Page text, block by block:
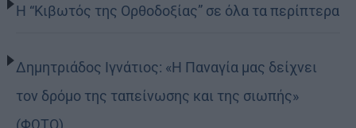
Η “Κιβωτός της Ορθοδοξίας” σε όλα τα περίπτερα
Δημητριάδος Ιγνάτιος: «Η Παναγία μας δείχνει
τον δρόμο της ταπείνωσης και της σιωπής»
(ΦΩΤΟ)